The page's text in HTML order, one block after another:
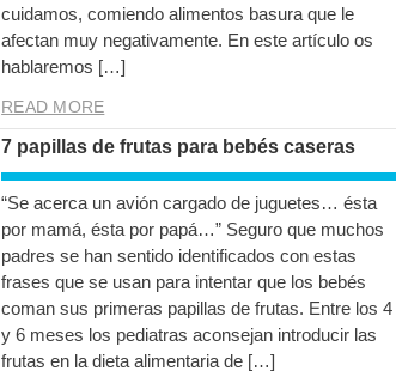
cuidamos, comiendo alimentos basura que le
afectan muy negativamente. En este artículo os
hablaremos […]
READ MORE
7 papillas de frutas para bebés caseras
“Se acerca un avión cargado de juguetes… ésta
por mamá, ésta por papá…” Seguro que muchos
padres se han sentido identificados con estas
frases que se usan para intentar que los bebés
coman sus primeras papillas de frutas. Entre los 4
y 6 meses los pediatras aconsejan introducir las
frutas en la dieta alimentaria de […]